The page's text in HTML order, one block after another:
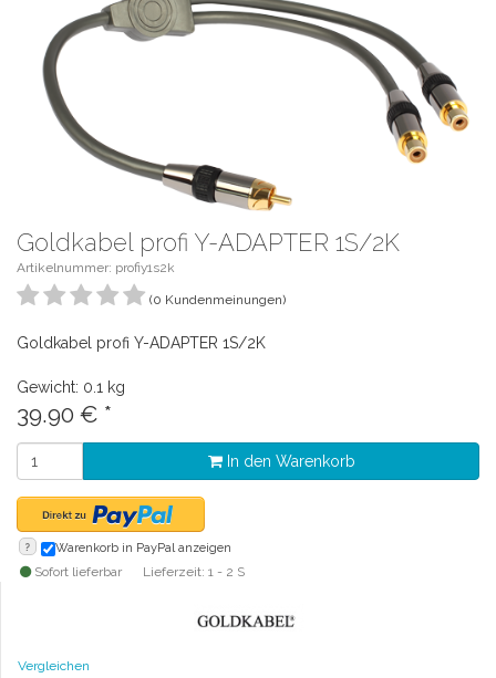
Goldkabel profi Y-ADAPTER 1S/2K
Artikelnummer: profiy1s2k
(0 Kundenmeinungen)
Goldkabel profi Y-ADAPTER 1S/2K
Gewicht: 0.1 kg
39.90 € *
In den Warenkorb
? Warenkorb in PayPal anzeigen
Sofort lieferbar Lieferzeit: 1 - 2 S
Vergleichen